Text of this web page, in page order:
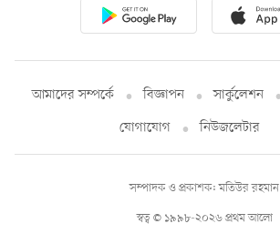
আমাদের সম্পর্কে বিজ্ঞাপন সার্কুলেশন
যোগাযোগ
নিউজলেটার
স্বত্ব © ১৯৯৮-২০২৬ প্রথম আলো
সম্পাদক ও প্রকাশক: মতিউর রহমান